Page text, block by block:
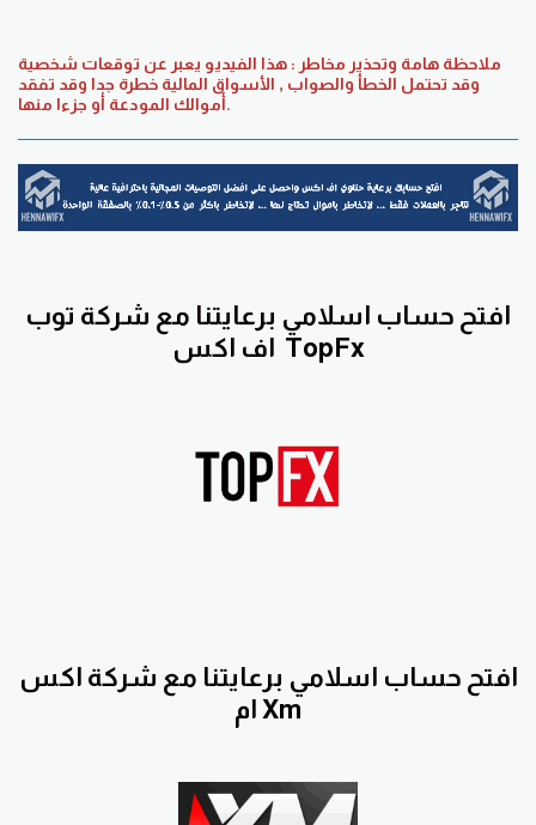
ملاحظة هامة وتحذير مخاطر : هذا الفيديو يعبر عن توقعات شخصية
وقد تحتمل الخطأ والصواب , الأسواق المالية خطرة جدا وقد تفقد
أموالك المودعة أو جزءا منها.
افتح حساب اسلامي برعايتنا مع شركة توب
اف اكس TopFx
افتح حساب اسلامي برعايتنا مع شركة اكس
ام Xm